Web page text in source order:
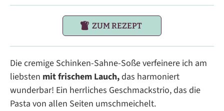
ZUM REZEPT
Die cremige Schinken-Sahne-Soße verfeinere ich am
liebsten mit frischem Lauch,das harmoniert
wunderbar! Ein herrliches Geschmackstrio, das die
Pasta von allen Seiten umschmeichelt.